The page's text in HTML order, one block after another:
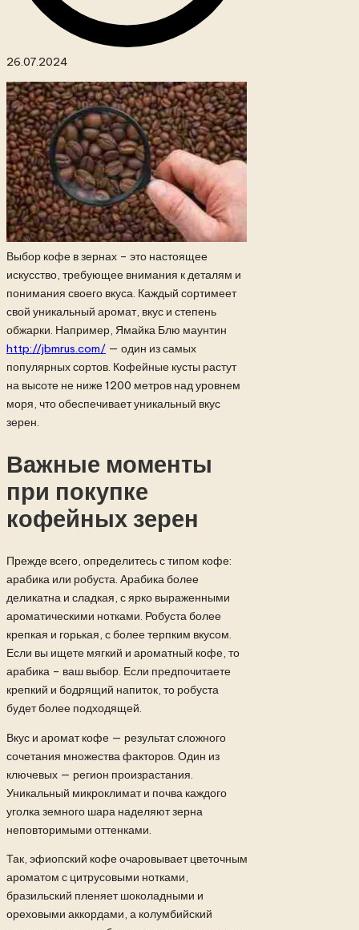
26.07.2024
Выбор кофе в зернах – это настоящее
искусство, требующее внимания к деталям и
понимания своего вкуса. Каждый сортимеет
свой уникальный аромат, вкус и степень
обжарки. Например, Ямайка Блю маунтин
http://jbmrus.com/ — один из самых
популярных сортов. Кофейные кусты растут
на высоте не ниже 1200 метров над уровнем
моря, что обеспечивает уникальный вкус
зерен.
Важные моменты
при покупке
кофейных зерен
Прежде всего, определитесь с типом кофе:
арабика или робуста. Арабика более
деликатна и сладкая, с ярко выраженными
ароматическими нотками. Робуста более
крепкая и горькая, с более терпким вкусом.
Если вы ищете мягкий и ароматный кофе, то
арабика – ваш выбор. Если предпочитаете
крепкий и бодрящий напиток, то робуста
будет более подходящей.
Вкус и аромат кофе — результат сложного
сочетания множества факторов. Один из
ключевых — регион произрастания.
Уникальный микроклимат и почва каждого
уголка земного шара наделяют зерна
неповторимыми оттенками.
Так, эфиопский кофе очаровывает цветочным
ароматом с цитрусовыми нотками,
бразильский пленяет шоколадными и
ореховыми аккордами, а колумбийский